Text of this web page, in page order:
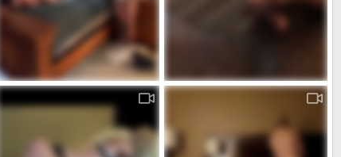
marito in sega riprende
admin
Gen 16, 2026
IMG_8230.MOV
Aug 11, 2025